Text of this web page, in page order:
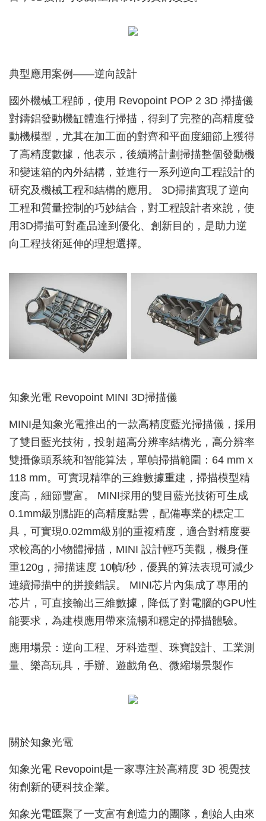
典型應用案例——逆向設計
國外機械工程師，使用 Revopoint POP 2 3D 掃描儀
對鑄鋁發動機缸體進行掃描，得到了完整的高精度發
動機模型，尤其在加工面的對齊和平面度細節上獲得
了高精度數據，他表示，後續將計劃掃描整個發動機
和變速箱的內外結構，並進行一系列逆向工程設計的
研究及機械工程和結構的應用。 3D掃描實現了逆向
工程和質量控制的巧妙結合，對工程設計者來說，使
用3D掃描可對產品達到優化、創新目的，是助力逆
向工程技術延伸的理想選擇。
知象光電 Revopoint MINI 3D掃描儀
MINI是知象光電推出的一款高精度藍光掃描儀，採用
了雙目藍光技術，投射超高分辨率結構光，高分辨率
雙攝像頭系統和智能算法，單幀掃描範圍：64 mm x
118 mm。可實現精準的三維數據重建，掃描模型精
度高，細節豐富。 MINI採用的雙目藍光技術可生成
0.1mm級別點距的高精度點雲，配備專業的標定工
具，可實現0.02mm級別的重複精度，適合對精度要
求較高的小物體掃描，MINI 設計輕巧美觀，機身僅
重120g，掃描速度 10幀/秒，優異的算法表現可減少
連續掃描中的拼接錯誤。 MINI芯片內集成了專用的
芯片，可直接輸出三維數據，降低了對電腦的GPU性
能要求，為建模應用帶來流暢和穩定的掃描體驗。
應用場景：逆向工程、牙科造型、珠寶設計、工業測
量、樂高玩具，手辦、遊戲角色、微縮場景製作
關於知象光電
知象光電 Revopoint是一家專注於高精度 3D 視覺技
術創新的硬科技企業。
知象光電匯聚了一支富有創造力的團隊，創始人由來